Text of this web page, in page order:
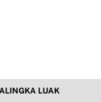
LUAK